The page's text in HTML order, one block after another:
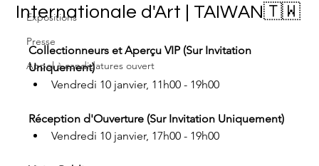
Expositions
Presse
Appel à candidatures ouvert
Internationale d'Art | TAIWAN🇹🇼
Collectionneurs et Aperçu VIP (Sur Invitation
Uniquement)
Vendredi 10 janvier, 11h00 - 19h00
Réception d'Ouverture (Sur Invitation Uniquement)
Vendredi 10 janvier, 17h00 - 19h00